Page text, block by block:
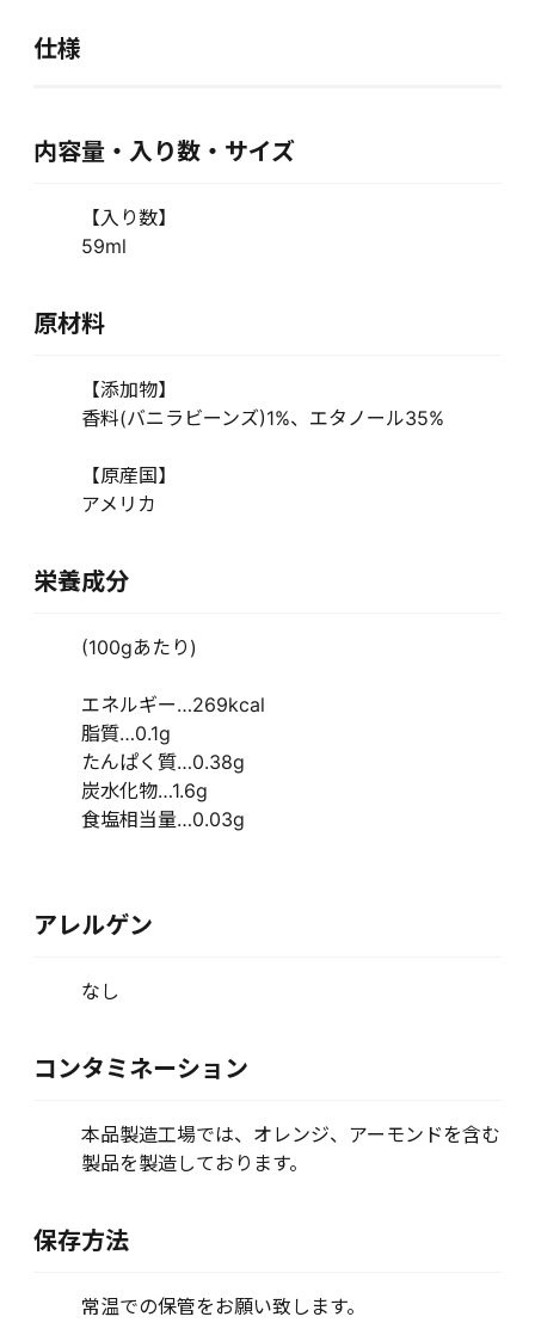
仕様
内容量・入り数・サイズ
【入り数】
59ml
原材料
【添加物】
香料(バニラビーンズ)1%、エタノール35%
【原産国】
アメリカ
栄養成分
(100gあたり)
エネルギー…269kcal
脂質…0.1g
たんぱく質…0.38g
炭水化物…1.6g
食塩相当量…0.03g
アレルゲン
なし
コンタミネーション
本品製造工場では、オレンジ、アーモンドを含む
製品を製造しております。
保存方法
常温での保管をお願い致します。